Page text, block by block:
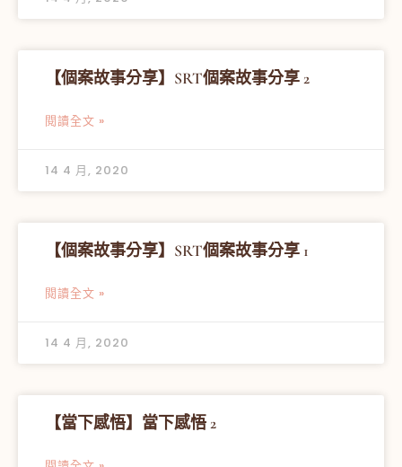
【個案故事分享】SRT個案故事分享 2
閱讀全文 »
14 4 月, 2020
【個案故事分享】SRT個案故事分享 1
閱讀全文 »
14 4 月, 2020
【當下感悟】當下感悟 2